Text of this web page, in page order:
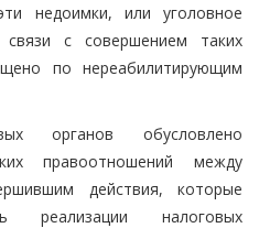
недоимки, или уголовное
с совершением таких
по нереабилитирующим
органов обусловлено
правоотношений между
действия, которые
реализации налоговых